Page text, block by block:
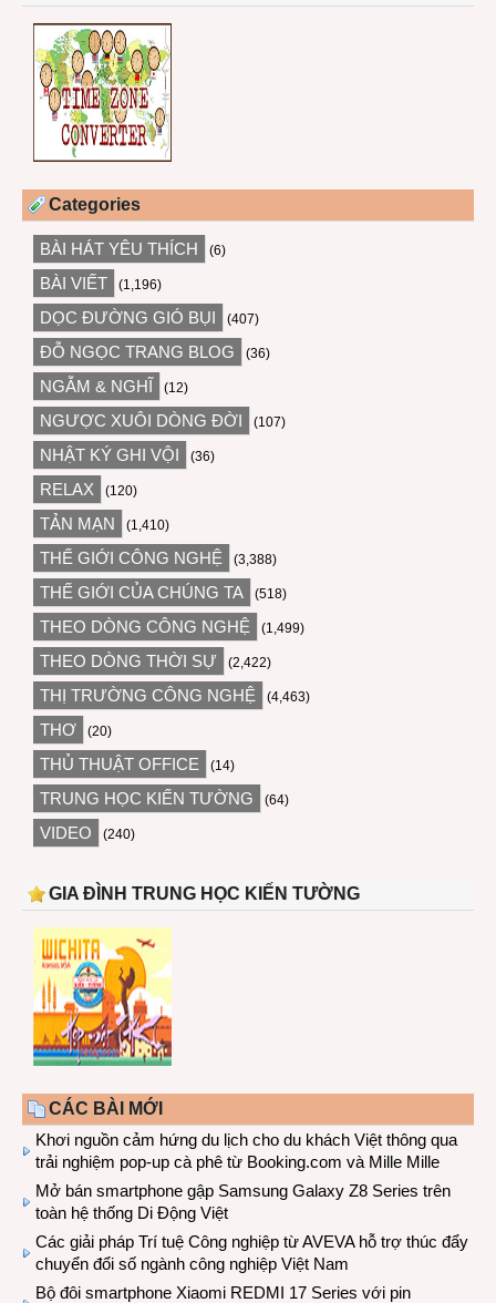
Categories
BÀI HÁT YÊU THÍCH (6)
BÀI VIẾT (1,196)
DỌC ĐƯỜNG GIÓ BỤI (407)
ĐỖ NGỌC TRANG BLOG (36)
NGẪM & NGHĨ (12)
NGƯỢC XUÔI DÒNG ĐỜI (107)
NHẬT KÝ GHI VỘI (36)
RELAX (120)
TẢN MẠN (1,410)
THẾ GIỚI CÔNG NGHỆ (3,388)
THẾ GIỚI CỦA CHÚNG TA (518)
THEO DÒNG CÔNG NGHỆ (1,499)
THEO DÒNG THỜI SỰ (2,422)
THỊ TRƯỜNG CÔNG NGHỆ (4,463)
THƠ (20)
THỦ THUẬT OFFICE (14)
TRUNG HỌC KIẾN TƯỜNG (64)
VIDEO (240)
GIA ĐÌNH TRUNG HỌC KIẾN TƯỜNG
CÁC BÀI MỚI
Khơi nguồn cảm hứng du lịch cho du khách Việt thông qua
trải nghiệm pop-up cà phê từ Booking.com và Mille Mille
Mở bán smartphone gập Samsung Galaxy Z8 Series trên
toàn hệ thống Di Động Việt
Các giải pháp Trí tuệ Công nghiệp từ AVEVA hỗ trợ thúc đẩy
chuyển đổi số ngành công nghiệp Việt Nam
Bộ đôi smartphone Xiaomi REDMI 17 Series với pin